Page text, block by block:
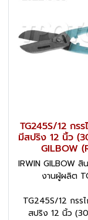
TG245S/12 กร
มีสปริง 12 นิ้ว
GILBOW
IRWIN GILBOW สิ
งานผู้ผลิต
TG245S/12 กรร
สปริง 12 นิ้ว